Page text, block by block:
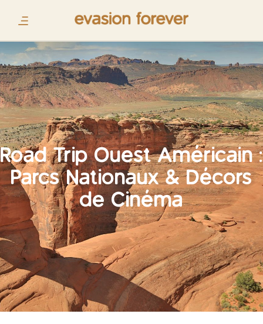
Road Trip Ouest Américain :
Parcs Nationaux & Décors
de Cinéma